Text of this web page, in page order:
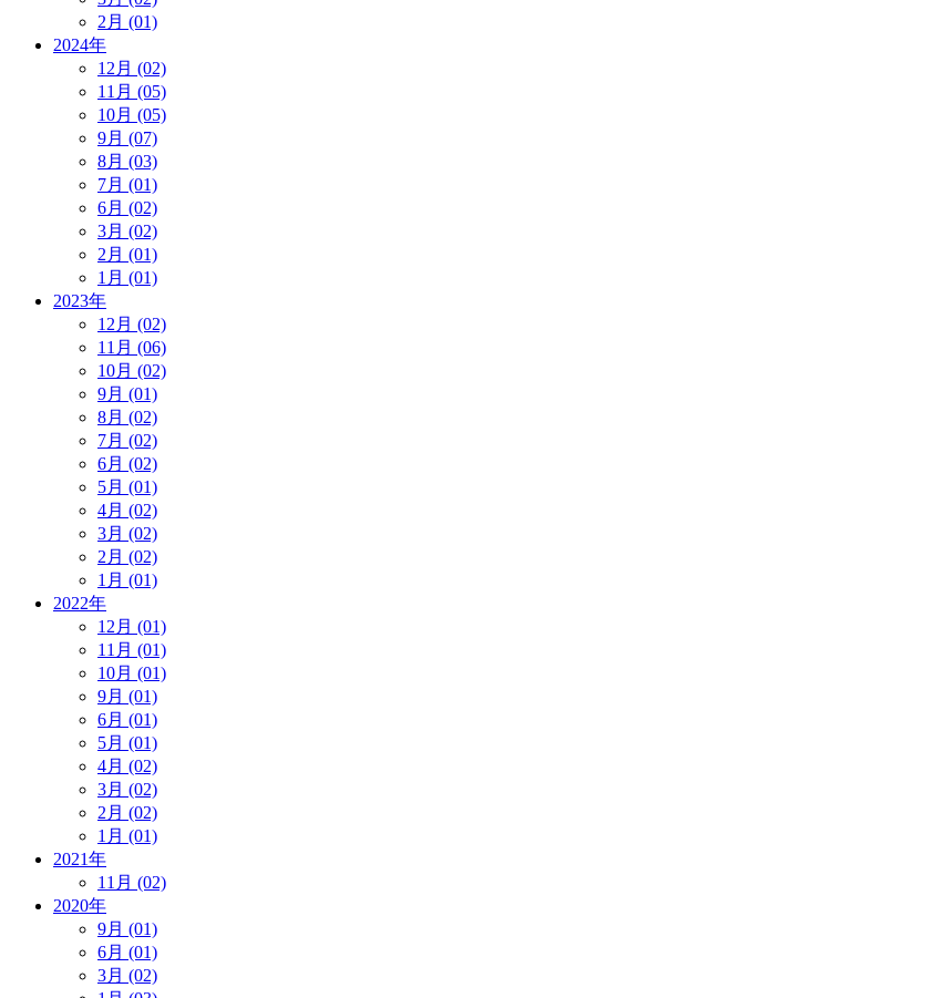
2月 (01)
2024年
12月 (02)
11月 (05)
10月 (05)
9月 (07)
8月 (03)
7月 (01)
6月 (02)
3月 (02)
2月 (01)
1月 (01)
2023年
12月 (02)
11月 (06)
10月 (02)
9月 (01)
8月 (02)
7月 (02)
6月 (02)
5月 (01)
4月 (02)
3月 (02)
2月 (02)
1月 (01)
2022年
12月 (01)
11月 (01)
10月 (01)
9月 (01)
6月 (01)
5月 (01)
4月 (02)
3月 (02)
2月 (02)
1月 (01)
2021年
11月 (02)
2020年
9月 (01)
6月 (01)
3月 (02)